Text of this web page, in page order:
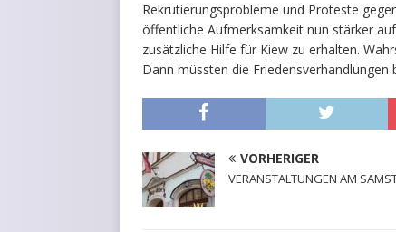
Rekrutierungsprobleme und Proteste
öffentliche Aufmerksamkeit nun stärker
zusätzliche Hilfe für Kiew zu erhalten.
Dann müssten die Friedensverhandlungen
VORHERIGER
VERANSTALTUNGEN AM